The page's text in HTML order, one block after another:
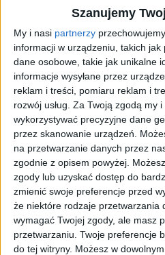
Szanujemy
My i nasi partnerzy
informacji w urządzeniu, takich
dane osobowe, takie jak unikalne
informacje wysyłane przez
reklam i treści, pomiaru reklam i
rozwój usług. Za Twoją zgodą my
wykorzystywać precyzyjne dane
przez skanowanie urządzeń.
na przetwarzanie danych przez
zgodnie z opisem powyżej.
zgody lub uzyskać dostęp do
zmienić swoje preferencje przed
że niektóre rodzaje przetwarzania
wymagać Twojej zgody, ale masz
przetwarzaniu. Twoje preferencje
do tej witryny. Możesz w
Strona główna
Miasto
Komunikacja
Zieleń
Inwestycje
Biznes
Sport
Kultura
Małopolska
Kryminalne
Tag #Caritas Kraków
#Caritas
artykułówEdukacjaMiasto
Sortuj:
Kategoria: